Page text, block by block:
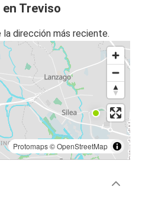
Treviso
dirección más reciente.
Protomaps©OpenStreetMap